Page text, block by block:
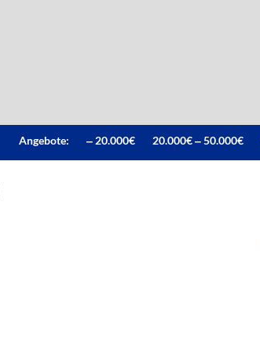
Angebote: ‒ 20.000€ 20.000€ ‒ 50.000€